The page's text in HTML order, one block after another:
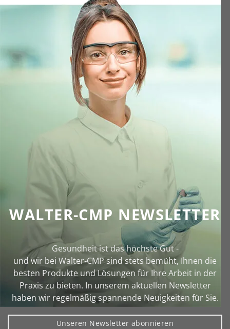
WALTER-CMP NEWSLETTER
Gesundheit ist das höchste Gut -
und wir bei Walter‑CMP sind stets bemüht, Ihnen die
besten Produkte und Lösungen für Ihre Arbeit in der
Praxis zu bieten. In unserem aktuellen Newsletter
haben wir regelmäßig spannende Neuigkeiten für Sie.
Unseren Newsletter abonnieren